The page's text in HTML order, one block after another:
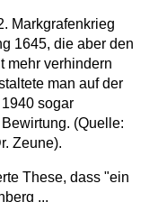
Markgrafenkrieg
1645, die aber den
mehr verhindern
man auf der
sogar
(Quelle:
Zeune).
These, dass "ein
...